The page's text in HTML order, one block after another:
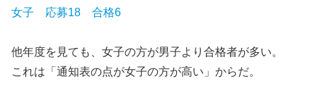
女子 応募18 合格6
他年度を見ても、女子の方が男子より合格者が多い。
これは「通知表の点が女子の方が高い」からだ。